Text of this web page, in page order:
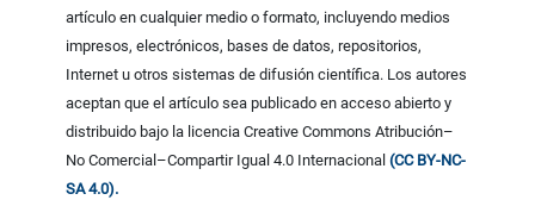
artículo en cualquier medio o formato, incluyendo medios
impresos, electrónicos, bases de datos, repositorios,
Internet u otros sistemas de difusión científica. Los autores
aceptan que el artículo sea publicado en acceso abierto y
distribuido bajo la licencia Creative Commons Atribución–
No Comercial–Compartir Igual 4.0 Internacional(CC BY-NC-
SA 4.0).